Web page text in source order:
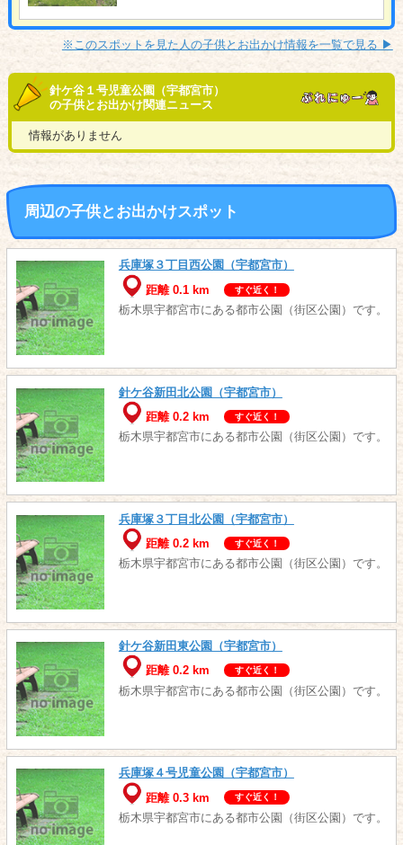
※このスポットを見た人の子供とお出かけ情報を一覧で見る ▶︎
針ケ谷１号児童公園（宇都宮市）
の子供とお出かけ関連ニュース
情報がありません
周辺の子供とお出かけスポット
兵庫塚３丁目西公園（宇都宮市）
距離 0.1 km
すぐ近く！
栃木県宇都宮市にある都市公園（街区公園）です。
針ケ谷新田北公園（宇都宮市）
距離 0.2 km
すぐ近く！
栃木県宇都宮市にある都市公園（街区公園）です。
兵庫塚３丁目北公園（宇都宮市）
距離 0.2 km
すぐ近く！
栃木県宇都宮市にある都市公園（街区公園）です。
針ケ谷新田東公園（宇都宮市）
距離 0.2 km
すぐ近く！
栃木県宇都宮市にある都市公園（街区公園）です。
兵庫塚４号児童公園（宇都宮市）
距離 0.3 km
すぐ近く！
栃木県宇都宮市にある都市公園（街区公園）です。